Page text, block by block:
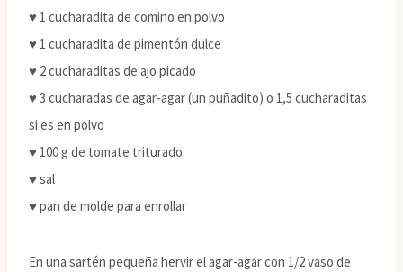
♥ 1 cucharadita de comino en polvo
♥ 1 cucharadita de pimentón dulce
♥ 2 cucharaditas de ajo picado
♥ 3 cucharadas de agar-agar (un puñadito) o 1,5 cucharaditas
si es en polvo
♥ 100 g de tomate triturado
♥ sal
♥ pan de molde para enrollar
En una sartén pequeña hervir el agar-agar con 1/2 vaso de